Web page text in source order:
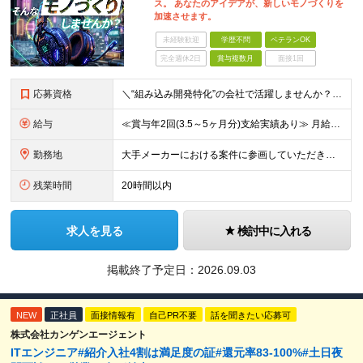
ス。 あなたのアイデアが、新しいモノづくりを
加速させます。
未経験歓迎 学歴不問 ベテランOK
完全週休2日 賞与複数月 面接1回
応募資格 ＼“組み込み開発特化”の会社で活躍しませんか？／ ◆組み込み系システムの開発経験 ◆学歴不問 ＜こんな方をお待ちしてます！＞ ◎モノづくりを突き詰めていきたい職人気質の方 ◎指示待ちではなく、主体的
給与 ≪賞与年2回(3.5～5ヶ月分)支給実績あり≫ 月給35万円～45万円＋賞与年2回＋交通費(月5万円まで)＋資格取得支援・手当あり＋時間外手当(100％支給) ※経験・知識・技術などを最大限考慮した
勤務地 大手メーカーにおける案件に参画していただきます！ 当社メンバーがメインとなっているチームに配属されるので、ご安心ください。 もちろん、希望もしっかりと考慮します。 ■東京本社、大阪事務所、および東京
残業時間 20時間以内
求人を見る 検討中に入れる
掲載終了予定日： 2026.09.03
NEW 正社員 面接情報有 自己PR不要 話を聞きたい応募可
株式会社カンゲンエージェント
ITエンジニア#紹介入社4割は満足度の証#還元率83-100%#土日夜